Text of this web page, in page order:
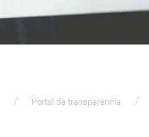
Portal de transparencia